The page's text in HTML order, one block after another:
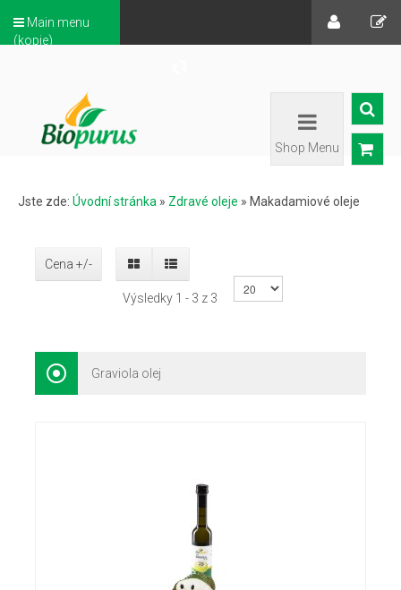
Main menu
(kopie)
Shop Menu
Jste zde: Úvodní stránka » Zdravé oleje » Makadamiové oleje
Cena +/-
Výsledky 1 - 3 z 3
Graviola olej